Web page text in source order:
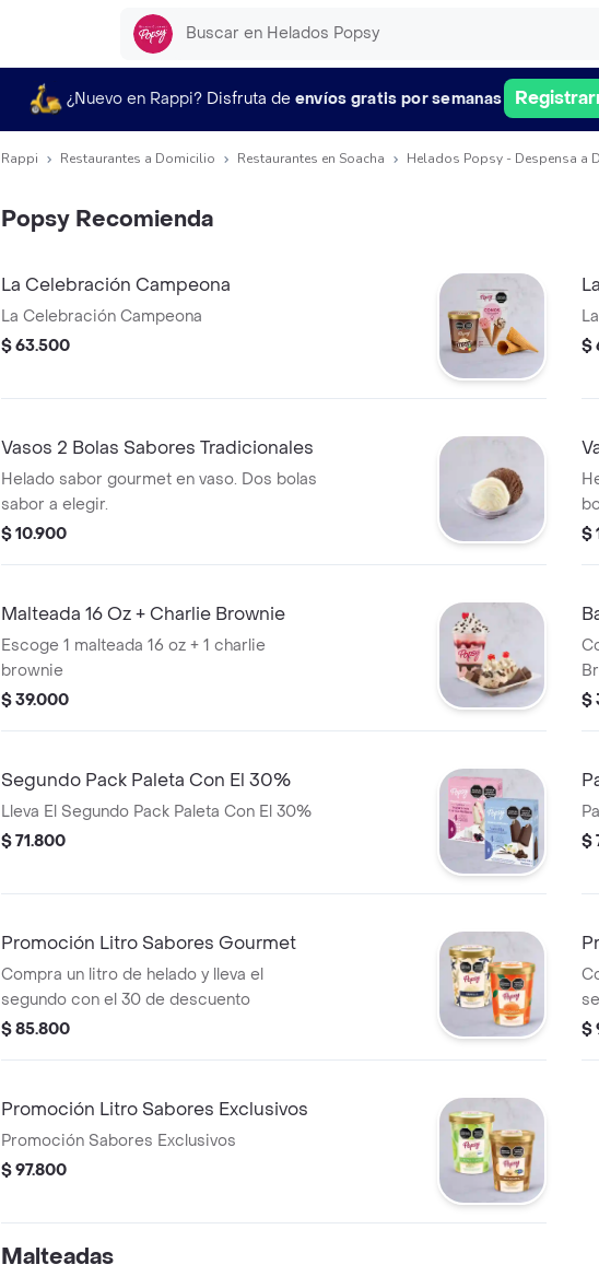
¿Nuevo en Rappi? Disfruta de envíos gratis por semanas
Rappi Restaurantes a Domicilio Restaurantes en Soacha Helados Popsy - Despensa a
Popsy Recomienda
La Celebración Campeona
La Celebración Campeona
$ 63.500
$
Vasos 2 Bolas Sabores Tradicionales
Helado sabor gourmet en vaso. Dos bolas
sabor a elegir.
$ 10.900
$
Malteada 16 Oz + Charlie Brownie
Escoge 1 malteada 16 oz + 1 charlie
brownie
$ 39.000
$
Segundo Pack Paleta Con El 30%
Lleva El Segundo Pack Paleta Con El 30%
$ 71.800
$
Promoción Litro Sabores Gourmet
Compra un litro de helado y lleva el
segundo con el 30 de descuento
$ 85.800
$
Promoción Litro Sabores Exclusivos
Promoción Sabores Exclusivos
$ 97.800
Malteadas